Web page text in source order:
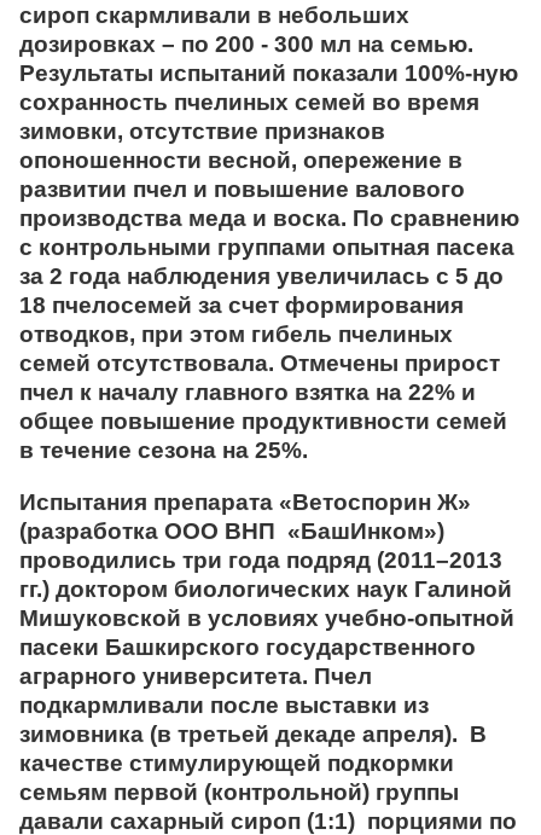
сироп скармливали в небольших
дозировках – по 200 - 300 мл на семью.
Результаты испытаний показали 100%-ную
сохранность пчелиных семей во время
зимовки, отсутствие признаков
опоношенности весной, опережение в
развитии пчел и повышение валового
производства меда и воска. По сравнению
с контрольными группами опытная пасека
за 2 года наблюдения увеличилась с 5 до
18 пчелосемей за счет формирования
отводков, при этом гибель пчелиных
семей отсутствовала. Отмечены прирост
пчел к началу главного взятка на 22% и
общее повышение продуктивности семей
в течение сезона на 25%.
Испытания препарата «Ветоспорин Ж»
(разработка ООО ВНП «БашИнком»)
проводились три года подряд (2011–2013
гг.) доктором биологических наук Галиной
Мишуковской в условиях учебно-опытной
пасеки Башкирского государственного
аграрного университета. Пчел
подкармливали после выставки из
зимовника (в третьей декаде апреля). В
качестве стимулирующей подкормки
семьям первой (контрольной) группы
давали сахарный сироп (1:1) порциями по